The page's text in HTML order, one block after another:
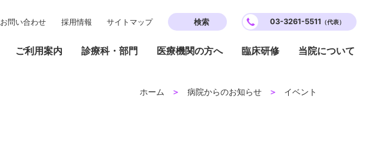
お問い合わせ 採用情報 サイトマップ 03-3261-5511 （代表）
ご利用案内 診療科・部門 医療機関の方へ 臨床研修 当院について
ホーム 病院からのお知らせ イベント